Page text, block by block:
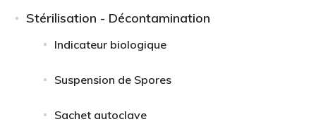
Stérilisation - Décontamination
Indicateur biologique
Suspension de Spores
Sachet autoclave